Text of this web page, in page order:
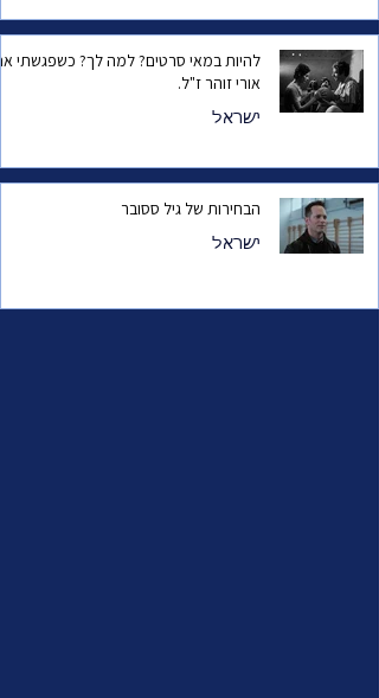
להיות במאי סרטים? למה לך? כשפגשתי
אורי זוהר ז"ל.
ישראל
הבחירות של גיל ססובר
ישראל